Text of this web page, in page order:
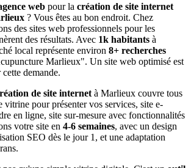
web pour la création de site internet
? Vous êtes au bon endroit. Chez
des sites web professionnels pour les
des résultats. Avec 1k habitants à
local représente environ 8+ recherches
Marlieux". Un site web optimisé est
demande.
de site internet à Marlieux couvre tous
vitrine pour présenter vos services, site e-
en ligne, site sur-mesure avec fonctionnalités
votre site en 4-6 semaines, avec un design
SEO dès le jour 1, et une adaptation